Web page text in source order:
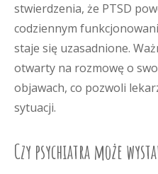
stwierdzenia, że PTSD
codziennym
staje się uzasadnione.
otwarty na rozmowę o
objawach, co pozwoli
sytuacji.
Czy psychiatra może